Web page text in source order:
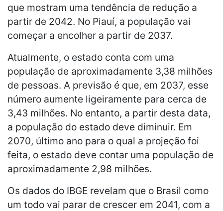
que mostram uma tendência de redução a
partir de 2042. No Piauí, a população vai
começar a encolher a partir de 2037.
Atualmente, o estado conta com uma
população de aproximadamente 3,38 milhões
de pessoas. A previsão é que, em 2037, esse
número aumente ligeiramente para cerca de
3,43 milhões. No entanto, a partir desta data,
a população do estado deve diminuir. Em
2070, último ano para o qual a projeção foi
feita, o estado deve contar uma população de
aproximadamente 2,98 milhões.
Os dados do IBGE revelam que o Brasil como
um todo vai parar de crescer em 2041, com a